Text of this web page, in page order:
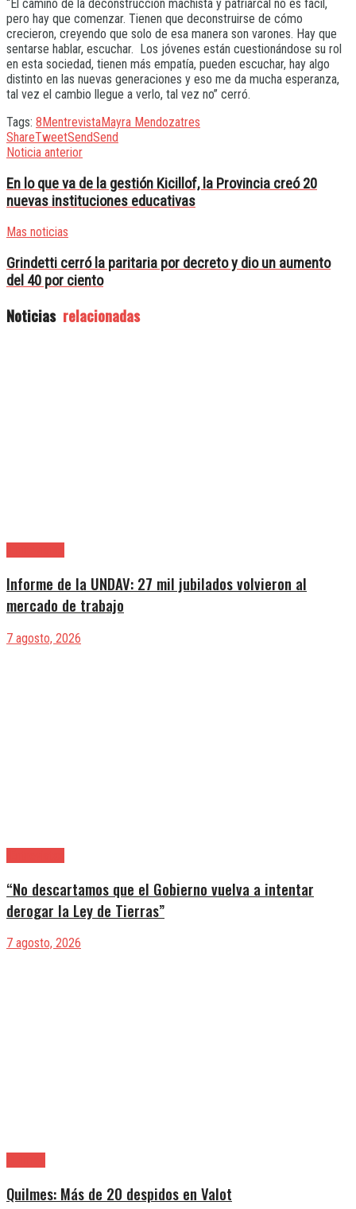
“El camino de la deconstrucción machista y patriarcal no es fácil,
pero hay que comenzar. Tienen que deconstruirse de cómo
crecieron, creyendo que solo de esa manera son varones. Hay que
sentarse hablar, escuchar. Los jóvenes están cuestionándose su rol
en esta sociedad, tienen más empatía, pueden escuchar, hay algo
distinto en las nuevas generaciones y eso me da mucha esperanza,
tal vez el cambio llegue a verlo, tal vez no” cerró.
Tags: 8MentrevistaMayra Mendozatres
ShareTweetSendSend
Noticia anterior
En lo que va de la gestión Kicillof, la Provincia creó 20
nuevas instituciones educativas
Mas noticias
Grindetti cerró la paritaria por decreto y dio un aumento
del 40 por ciento
Noticias relacionadas
Informe de la UNDAV: 27 mil jubilados volvieron al
mercado de trabajo
7 agosto, 2026
“No descartamos que el Gobierno vuelva a intentar
derogar la Ley de Tierras”
7 agosto, 2026
Quilmes: Más de 20 despidos en Valot